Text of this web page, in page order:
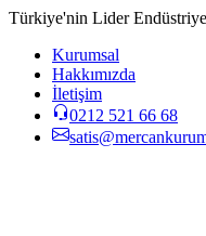
Türkiye'nin Lider
Kurumsal
Hakkımızda
İletişim
0212 521 66 68